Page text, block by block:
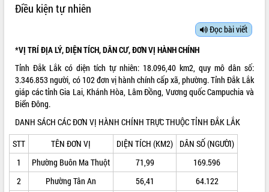
TIN TỨC SỰ KIỆN
UBND CÁC XÃ, PHƯỜNG
THÔNG TIN CHỈ ĐẠO ĐIỀU HÀNH
HỆ THỐNG VĂN BẢN
VĂN BẢN HĐND TỈNH
Điều kiện tự nhiên
Đọc bài viết
*VỊ TRÍ ĐỊA LÝ, DIỆN TÍCH, DÂN CƯ, ĐƠN VỊ HÀNH CHÍNH
Tỉnh Đắk Lắk có diện tích tự nhiên: 18.096,40 km2, quy mô dân số:
3.346.853 người, có 102 đơn vị hành chính cấp xã, phường. Tỉnh Đắk Lắk
giáp các tỉnh Gia Lai, Khánh Hòa, Lâm Đồng, Vương quốc Campuchia và
Biển Đông.
DANH SÁCH CÁC ĐƠN VỊ HÀNH CHÍNH TRỰC THUỘC TỈNH ĐẮK LẮK
STT
TÊN ĐƠN VỊ DIỆN TÍCH (KM2)
DÂN SỐ (NGƯỜI)
1
Phường Buôn Ma Thuột 71,99
169.596
2
Phường Tân An 56,41
64.122